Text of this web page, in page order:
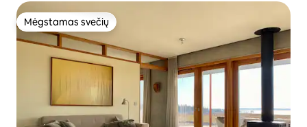
Mėgstamas svečių
Mėgstamas svečių